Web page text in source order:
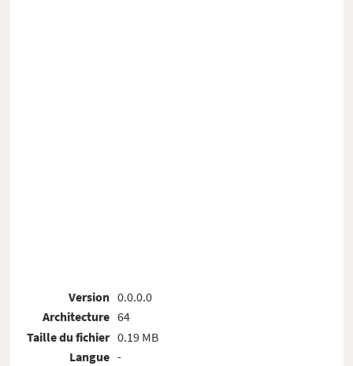
Version
Architecture
Taille du fichier
Langue
0.0.0.0
64
0.19 MB
-